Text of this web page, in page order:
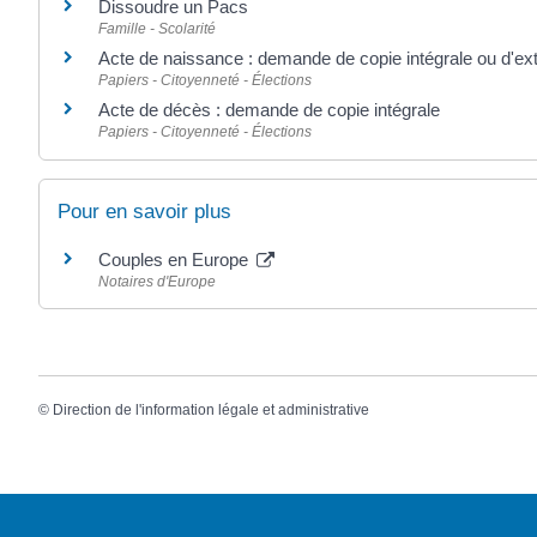
Dissoudre un Pacs
Famille - Scolarité
Acte de naissance : demande de copie intégrale ou
Papiers - Citoyenneté - Élections
Acte de décès : demande de copie intégrale
Papiers - Citoyenneté - Élections
Pour en savoir plus
Couples en Europe
Notaires d'Europe
© Direction de l'information légale et administrative